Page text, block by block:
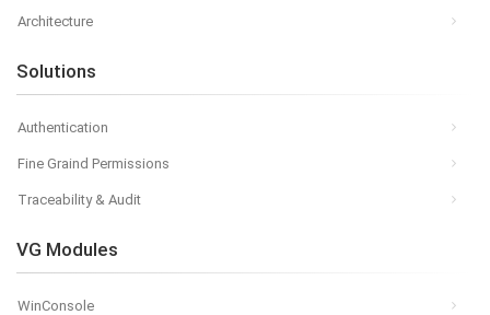
Architecture
Solutions
Authentication
Fine Graind Permissions
Traceability & Audit
VG Modules
WinConsole